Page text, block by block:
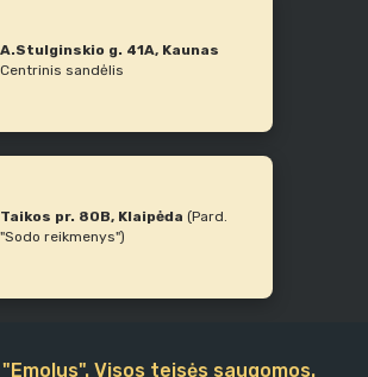
A.Stulginskio g. 41A, Kaunas
Centrinis sandėlis
Taikos pr. 80B, Klaipėda (Pard.
"Sodo reikmenys")
Visos teisės saugomos.